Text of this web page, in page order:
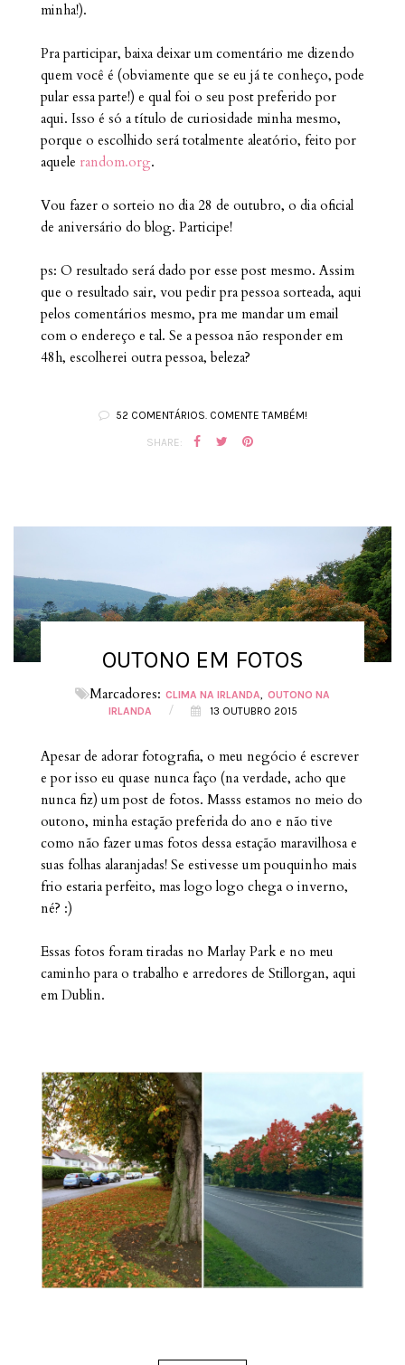
minha!).
Pra participar, baixa deixar um comentário me dizendo
quem você é (obviamente que se eu já te conheço, pode
pular essa parte!) e qual foi o seu post preferido por
aqui. Isso é só a título de curiosidade minha mesmo,
porque o escolhido será totalmente aleatório, feito por
aquele random.org.
Vou fazer o sorteio no dia 28 de outubro, o dia oficial
de aniversário do blog. Participe!
ps: O resultado será dado por esse post mesmo. Assim
que o resultado sair, vou pedir pra pessoa sorteada, aqui
pelos comentários mesmo, pra me mandar um email
com o endereço e tal. Se a pessoa não responder em
48h, escolherei outra pessoa, beleza?
52 COMENTÁRIOS. COMENTE TAMBÉM!
SHARE:
OUTONO EM FOTOS
Marcadores: CLIMA NA IRLANDA
OUTONO NA
IRLANDA
/ 13 OUTUBRO 2015
Apesar de adorar fotografia, o meu negócio é escrever
e por isso eu quase nunca faço (na verdade, acho que
nunca fiz) um post de fotos. Masss estamos no meio do
outono, minha estação preferida do ano e não tive
como não fazer umas fotos dessa estação maravilhosa e
suas folhas alaranjadas! Se estivesse um pouquinho mais
frio estaria perfeito, mas logo logo chega o inverno,
né? :)
Essas fotos foram tiradas no Marlay Park e no meu
caminho para o trabalho e arredores de Stillorgan, aqui
em Dublin.